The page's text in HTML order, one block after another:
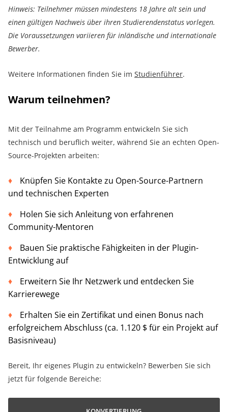
Hinweis: Teilnehmer müssen mindestens 18 Jahre alt sein und
einen gültigen Nachweis über ihren Studierendenstatus vorlegen.
Die Voraussetzungen variieren für inländische und internationale
Bewerber.
Weitere Informationen finden Sie im Studienführer.
Warum teilnehmen?
Mit der Teilnahme am Programm entwickeln Sie sich
technisch und beruflich weiter, während Sie an echten Open-
Source-Projekten arbeiten:
Knüpfen Sie Kontakte zu Open-Source-Partnern
und technischen Experten
Holen Sie sich Anleitung von erfahrenen
Community-Mentoren
Bauen Sie praktische Fähigkeiten in der Plugin-
Entwicklung auf
Erweitern Sie Ihr Netzwerk und entdecken Sie
Karrierewege
Erhalten Sie ein Zertifikat und einen Bonus nach
erfolgreichem Abschluss (ca. 1.120 $ für ein Projekt auf
Basisniveau)
Bereit, Ihr eigenes Plugin zu entwickeln? Bewerben Sie sich
jetzt für folgende Bereiche: